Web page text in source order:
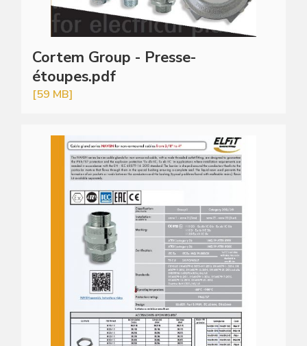
Cortem Group - Presse-
étoupes.pdf
[59 MB]